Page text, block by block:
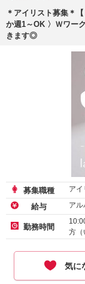
＊アイリスト募集＊
か週1～OK 〉Ｗワー
きます◎
募集職種 アイ
給与 ア
勤務時間
10:00〜
方
気に